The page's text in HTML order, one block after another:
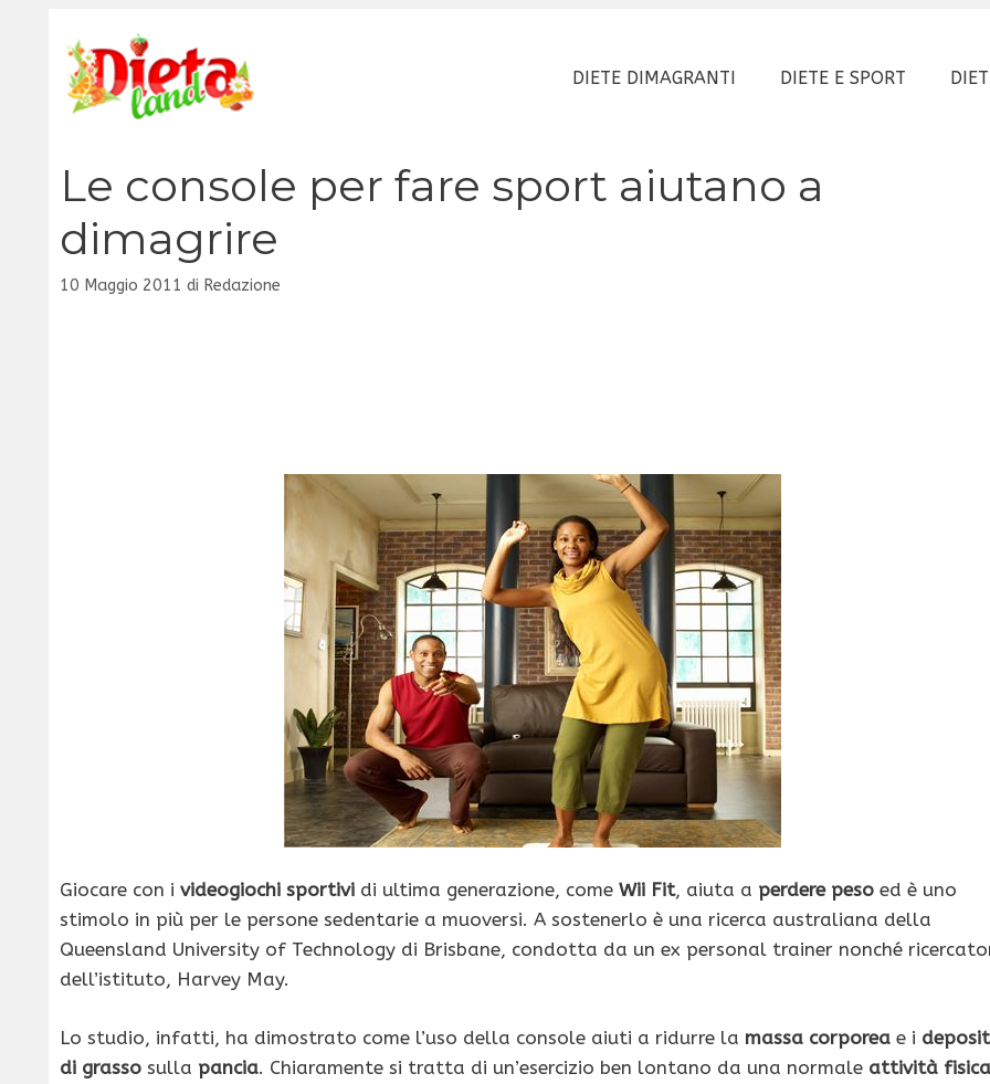
contenuto
DIETE DIMAGRANTI DIETE E SPORT
Le console per fare sport aiutano a
dimagrire
10 Maggio 2011 di Redazione
Giocare con i videogiochi sportivi di ultima generazione, come Wii Fit, aiuta a perdere peso ed è uno
stimolo in più per le persone sedentarie a muoversi. A sostenerlo è una ricerca australiana della
Queensland University of Technology di Brisbane, condotta da un ex personal trainer nonché
dell’istituto, Harvey May.
Lo studio, infatti, ha dimostrato come l’uso della console aiuti a ridurre la massa corporea e i
di grasso sulla pancia. Chiaramente si tratta di un’esercizio ben lontano da una normale attività fisica